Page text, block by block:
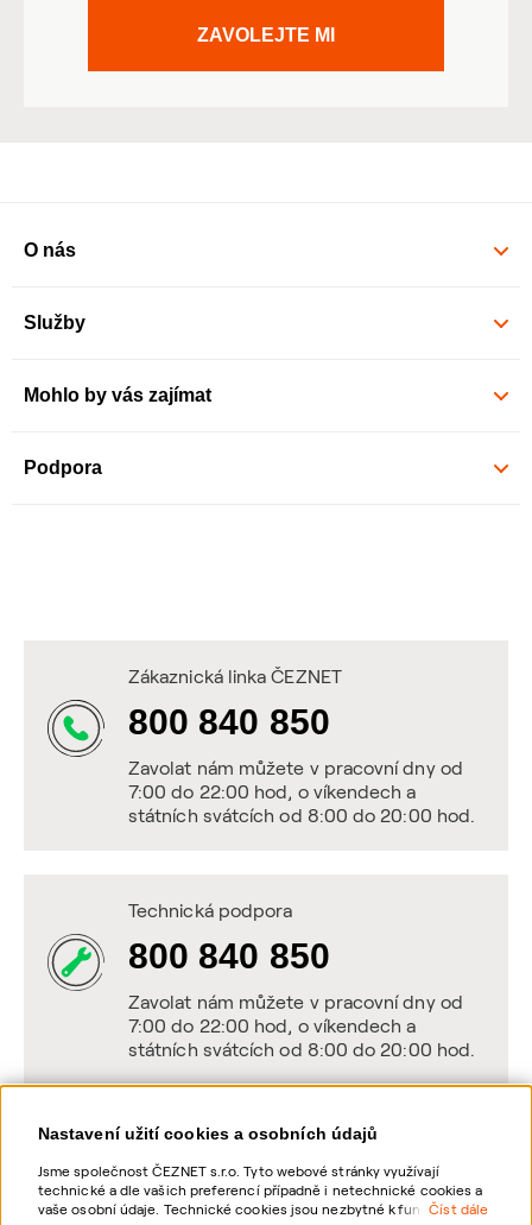
Nastavení užití cookies a osobních údajů
Jsme společnost ČEZNET s.r.o. Tyto webové stránky využívají
technické a dle vašich preferencí případně i netechnické cookies a
vaše osobní údaje. Technické cookies jsou nezbytné k fungování
Číst dále
ZAVOLEJTE MI
O nás
Služby
Mohlo by vás zajímat
Podpora
Zákaznická linka ČEZNET
800 840 850
Zavolat nám můžete v pracovní dny od
7:00 do 22:00 hod, o víkendech a
státních svátcích od 8:00 do 20:00 hod.
Technická podpora
800 840 850
Zavolat nám můžete v pracovní dny od
7:00 do 22:00 hod, o víkendech a
státních svátcích od 8:00 do 20:00 hod.
Napište nám
POSLAT VZKAZ